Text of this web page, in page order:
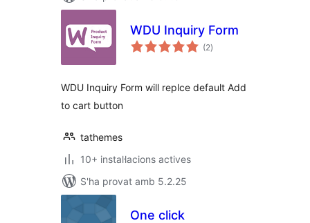
WDU Inquiry Form
(2puntuacions
totals
)
WDU Inquiry Form will replce default Add
to cart button
tathemes
10+ instal·lacions actives
S'ha provat amb 5.2.25
One click